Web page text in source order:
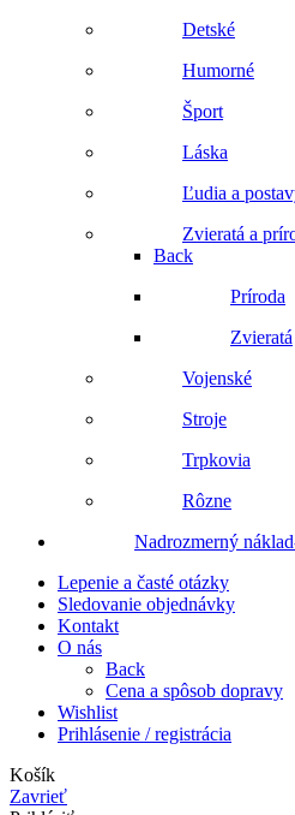
Detské
Humorné
Šport
Láska
Ľudia a
Zvieratá a
Back
Príroda
Zvieratá
Vojenské
Stroje
Trpkovia
Rôzne
Nadrozmerný
Lepenie a časté otázky
Sledovanie objednávky
Kontakt
O nás
Back
Cena a spôsob dopravy
Wishlist
Prihlásenie / registrácia
Košík
Zavrieť